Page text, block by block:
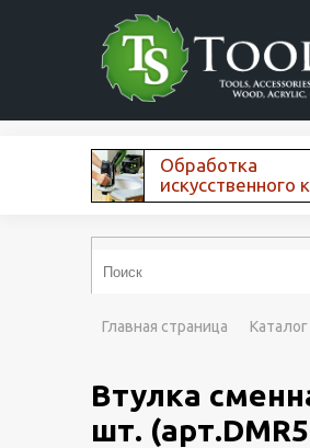
Обработка
искусственного
Главная страница Каталог
Втулка
шт.